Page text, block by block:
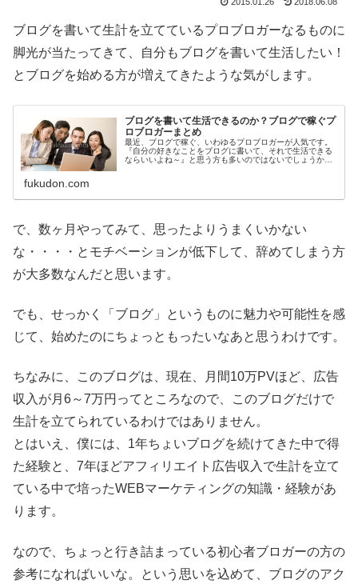
ブログを書いて生計を立てているプロブロガーなるものに
脚光が当たってきて、自分もブログを書いて生活したい！
とブログを始める方が増えてきたような気がします。
ブログを書いて生活できるのか？ブログで稼ぐプ
ロブロガーまとめ
最近、ブログで稼ぐ、いわゆるプロブロガーが人気です。
『自分の好きなことをブログに書いて、それで生活できる
ならいいよね～』と思う方も多いのではないでしょうか？
fukudon.com
で、数ヶ月やってみて、思ったよりうまくいかない
な・・・・とモチベーションが低下して、辞めてしまう方
が大多数なんだと思います。
でも、せっかく「ブログ」というものに魅力や可能性を感
じて、始めたのにちょっともったいなあと思うわけです。
ちなみに、このブログは、現在、月間10万PVほど、広告
収入が月6～7万円ってところなので、このブログだけで
生計を立てられているわけではありません。
とはいえ、僕には、1年ちょいブログを続けてきた中で得
た経験と、7年ほどアフィリエイト広告収入で生計を立て
ている中で培ったWEBマーケティングの知識・経験があ
ります。
なので、ちょっと行き詰まっている初心者ブロガーの方の
参考になればいいな。という思いを込めて、ブログのアク